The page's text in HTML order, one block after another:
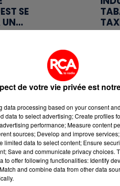
SE
UN...
PLUS
Y A
ALERTES INFOS DE
MOBILE RCA
de votre vie privée est
data processing based on your consent
data to select advertising; Create profiles
performance; Measure content
sources; Develop and improve
data to select content; Ensure
Save and communicate privacy choices.
to offer following functionalities: Identify
and combine data from other data